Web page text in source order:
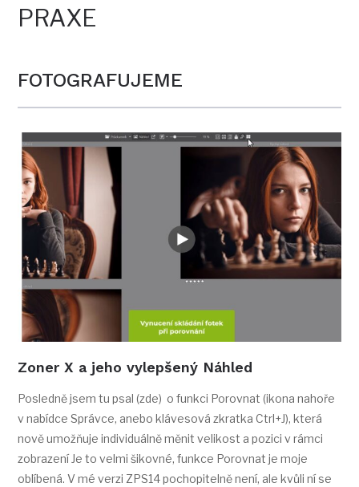
PRAXE
FOTOGRAFUJEME
Zoner X a jeho vylepšený Náhled
Posledně jsem tu psal (zde) o funkci Porovnat (ikona nahoře
v nabídce Správce, anebo klávesová zkratka Ctrl+J), která
nově umožňuje individuálně měnit velikost a pozici v rámci
zobrazení Je to velmi šikovné, funkce Porovnat je moje
oblíbená. V mé verzi ZPS14 pochopitelně není, ale kvůli ní se